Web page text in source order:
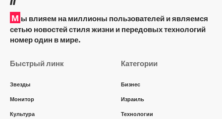
М ы влияем на миллионы пользователей и являемся
сетью новостей стиля жизни и передовых технологий
номер один в мире.
Быстрый линк
Звезды
Монитор
Культура
Категории
Бизнес
Израиль
Технологии